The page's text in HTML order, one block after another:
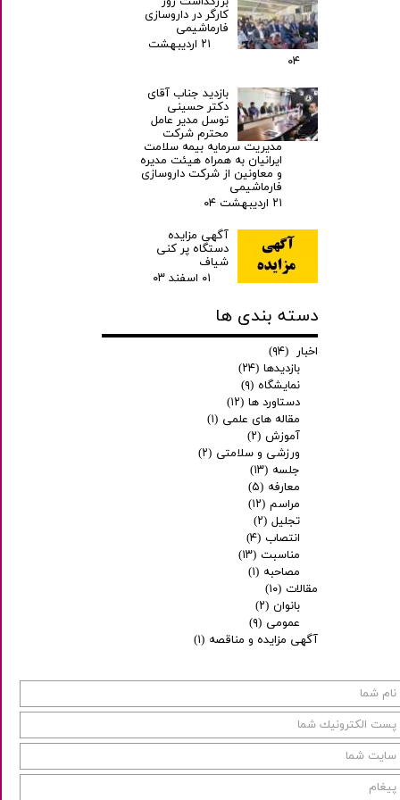
کارگر در داروسازی
فارماشیمی
۲۱ اردیبهشت
۰۴
بازدید جناب آقای
دکتر حسینی
توسل مدیر عامل
محترم شرکت
مدیریت سرمایه بیمه سلامت
ایرانیان به همراه هیئت مدیره
و معاونین از شرکت داروسازی
فارماشیمی
۲۱ اردیبهشت ۰۴
آگهی مزایده
دستگاه پر کنی
شیاف
۰۱ اسفند ۰۳
دسته بندی ها
اخبار (۹۴)
بازدیدها (۲۴)
نمایشگاه (۹)
دستاورد ها (۱۲)
مقاله های علمی (۱)
آموزش (۲)
ورزشی و سلامتی (۲)
جلسه (۱۳)
معارفه (۵)
مراسم (۱۲)
تجلیل (۲)
انتصاب (۴)
مناسبت (۱۳)
مصاحبه (۱)
مقالات (۱۰)
بانوان (۲)
عمومی (۹)
آگهی مزایده و مناقصه (۱)